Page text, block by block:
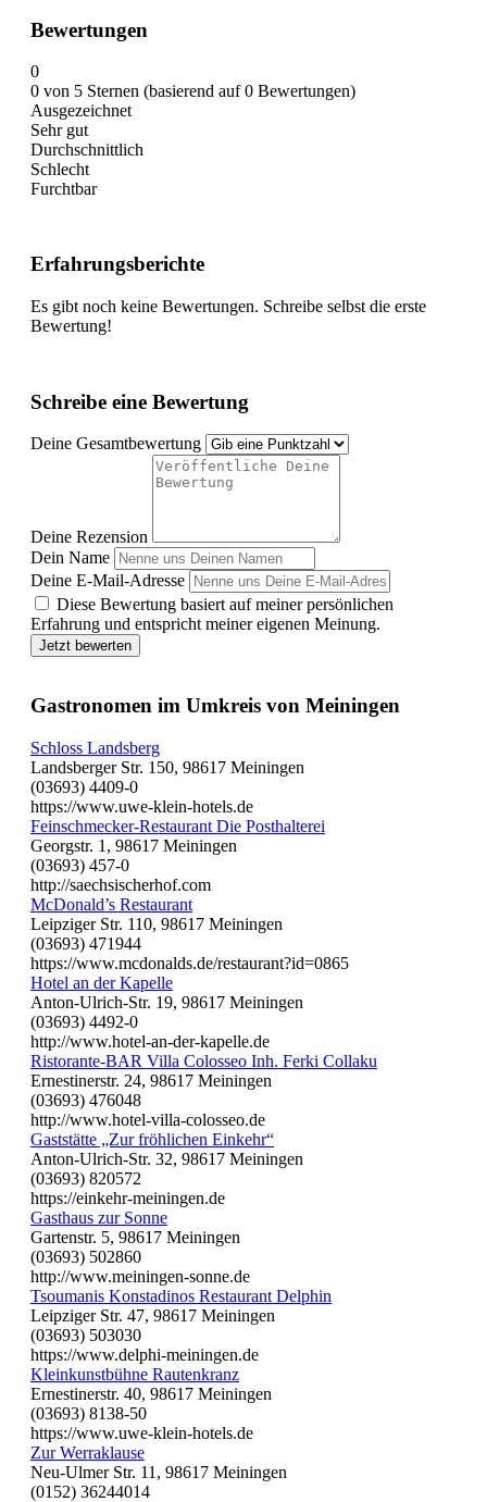
Bewertungen
0
0 von 5 Sternen (basierend auf 0 Bewertungen)
Ausgezeichnet
Sehr gut
Durchschnittlich
Schlecht
Furchtbar
Erfahrungsberichte
Es gibt noch keine Bewertungen. Schreibe selbst die erste
Bewertung!
Schreibe eine Bewertung
Deine Gesamtbewertung
Deine Rezension
Dein Name
Deine E-Mail-Adresse
Diese Bewertung basiert auf meiner persönlichen
Erfahrung und entspricht meiner eigenen Meinung.
Jetzt bewerten
Gastronomen im Umkreis von Meiningen
Schloss Landsberg
Landsberger Str. 150, 98617 Meiningen
(03693) 4409-0
https://www.uwe-klein-hotels.de
Feinschmecker-Restaurant Die Posthalterei
Georgstr. 1, 98617 Meiningen
(03693) 457-0
http://saechsischerhof.com
McDonald’s Restaurant
Leipziger Str. 110, 98617 Meiningen
(03693) 471944
https://www.mcdonalds.de/restaurant?id=0865
Hotel an der Kapelle
Anton-Ulrich-Str. 19, 98617 Meiningen
(03693) 4492-0
http://www.hotel-an-der-kapelle.de
Ristorante-BAR Villa Colosseo Inh. Ferki Collaku
Ernestinerstr. 24, 98617 Meiningen
(03693) 476048
http://www.hotel-villa-colosseo.de
Gaststätte „Zur fröhlichen Einkehr“
Anton-Ulrich-Str. 32, 98617 Meiningen
(03693) 820572
https://einkehr-meiningen.de
Gasthaus zur Sonne
Gartenstr. 5, 98617 Meiningen
(03693) 502860
http://www.meiningen-sonne.de
Tsoumanis Konstadinos Restaurant Delphin
Leipziger Str. 47, 98617 Meiningen
(03693) 503030
https://www.delphi-meiningen.de
Kleinkunstbühne Rautenkranz
Ernestinerstr. 40, 98617 Meiningen
(03693) 8138-50
https://www.uwe-klein-hotels.de
Zur Werraklause
Neu-Ulmer Str. 11, 98617 Meiningen
(0152) 36244014